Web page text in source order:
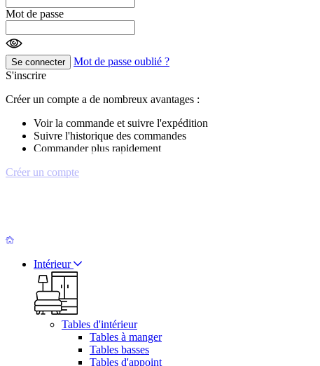
Mot de passe
Se connecter
Mot de passe oublié ?
S'inscrire
Créer un compte a de nombreux avantages :
Voir la commande et suivre l'expédition
Suivre l'historique des commandes
Commander plus rapidement
Créer un compte
Intérieur
Tables d'intérieur
Tables à manger
Tables basses
Tables d'appoint